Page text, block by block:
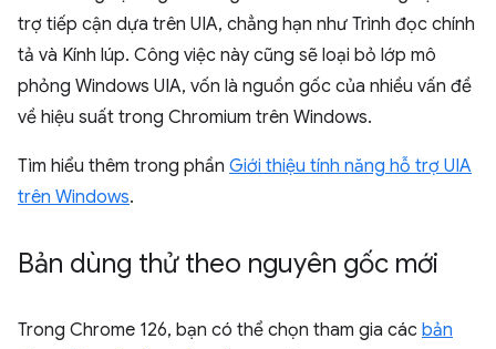
trợ tiếp cận dựa trên UIA, chẳng hạn như Trình đọc chính
tả và Kính lúp. Công việc này cũng sẽ loại bỏ lớp mô
phỏng Windows UIA, vốn là nguồn gốc của nhiều vấn đề
về hiệu suất trong Chromium trên Windows.
Tìm hiểu thêm trong phần Giới thiệu tính năng hỗ trợ UIA
trên Windows.
Bản dùng thử theo nguyên gốc mới
Trong Chrome 126, bạn có thể chọn tham gia các bản